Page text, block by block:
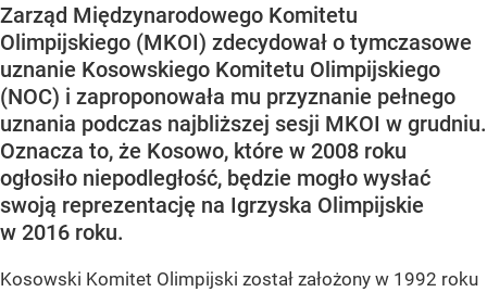
Zarząd Międzynarodowego Komitetu
Olimpijskiego (MKOI) zdecydował o tymczasowe
uznanie Kosowskiego Komitetu Olimpijskiego
(NOC) i zaproponowała mu przyznanie pełnego
uznania podczas najbliższej sesji MKOI w grudniu.
Oznacza to, że Kosowo, które w 2008 roku
ogłosiło niepodległość, będzie mogło wysłać
swoją reprezentację na Igrzyska Olimpijskie
w 2016 roku.
Kosowski Komitet Olimpijski został założony w 1992 roku